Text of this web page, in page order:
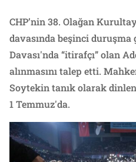
CHP’nin 38. Olağan
davasında beşinci duruşma
Davası'nda “itirafçı” olan
alınmasını talep etti.
Soytekin tanık olarak
1 Temmuz'da.